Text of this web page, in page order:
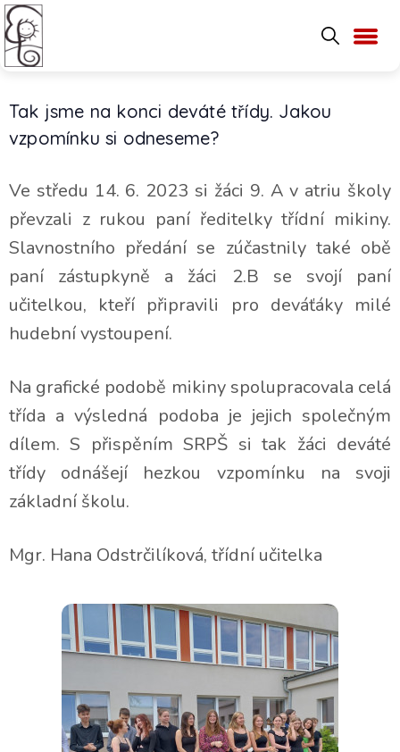
Tak jsme na konci deváté třídy. Jakou
vzpomínku si odneseme?
Ve středu 14. 6. 2023 si žáci 9. A v atriu školy
převzali z rukou paní ředitelky třídní mikiny.
Slavnostního předání se zúčastnily také obě
paní zástupkyně a žáci 2.B se svojí paní
učitelkou, kteří připravili pro deváťáky milé
hudební vystoupení.
Na grafické podobě mikiny spolupracovala celá
třída a výsledná podoba je jejich společným
dílem. S přispěním SRPŠ si tak žáci deváté
třídy odnášejí hezkou vzpomínku na svoji
základní školu.
Mgr. Hana Odstrčilíková, třídní učitelka